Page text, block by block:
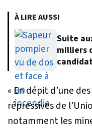
À LIRE AUSSI
Suite
milliers
« En dépit d’une
répressives de
notamment les